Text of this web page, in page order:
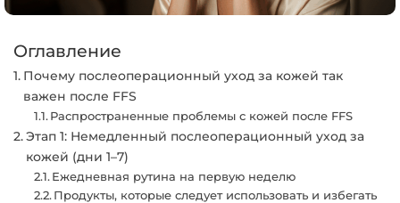
Оглавление
Почему послеоперационный уход за кожей так
важен после FFS
Распространенные проблемы с кожей после FFS
Этап 1: Немедленный послеоперационный уход за
кожей (дни 1–7)
Ежедневная рутина на первую неделю
Продукты, которые следует использовать и избегать